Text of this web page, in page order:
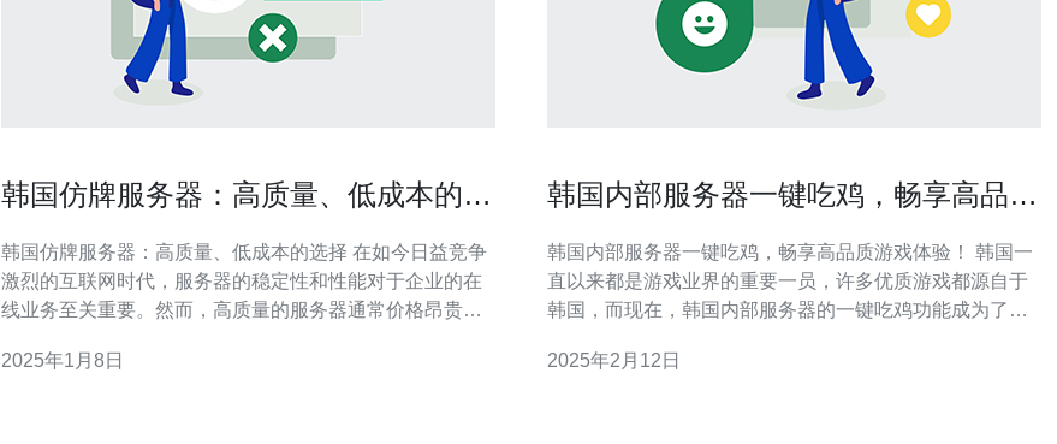
韩国仿牌服务器：高质量、低成本的选
韩国仿牌服务器：高质量、低成本的选择 在如今日益竞争
激烈的互联网时代，服务器的稳定性和性能对于企业的在
线业务至关重要。然而，高质量的服务器通常价格昂贵，
了一种高质量、低成本的选择。 韩国仿牌服务器是指在韩
2025年1月8日
韩国内部服务器一键吃鸡，畅享高品质
韩国内部服务器一键吃鸡，畅享高品质游戏体验！ 韩国一
直以来都是游戏业界的重要一员，许多优质游戏都源自于
韩国，而现在，韩国内部服务器的一键吃鸡功能成为了游
参与到游戏中，还能够提供高品质的游戏体验。 在吃鸡游
2025年2月12日